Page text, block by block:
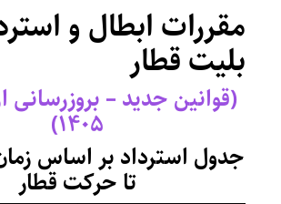
مقررات ابطال و
بلیت قطار
(قوانین جدید –
۱۴۰۵)
جدول استرداد بر اساس
تا حرکت قطار